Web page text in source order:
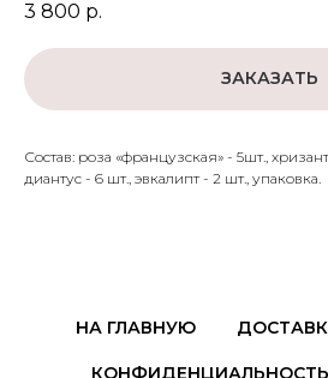
3 800 р.
ЗАКАЗАТЬ
Состав: роза «французская» - 5шт.,
диантус - 6 шт., эвкалипт - 2 шт., упаковка.
НА ГЛАВНУЮ
КОНФИДЕНЦИАЛЬНОСТЬ